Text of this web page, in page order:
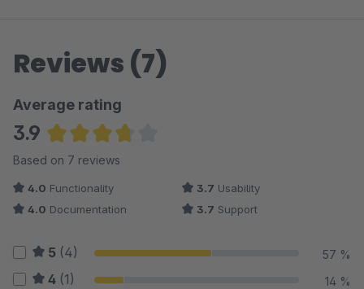
Reviews (7)
Average rating
3.9
Average rating of 3.86 out of 5 stars
Based on 7 reviews
4.0 Functionality 3.7 Usability
4.0 Documentation 3.7 Support
5 (4) 57 %
4 (1) 14 %